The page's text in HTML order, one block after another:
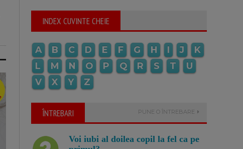
INDEX CUVINTE CHEIE
A B C D E F G H I J
K
L
M N O P Q R S T
U
V
X Y Z
ÎNTREBARI PUNE O ÎNTREBARE
Voi iubi al doilea copil la fel ca pe